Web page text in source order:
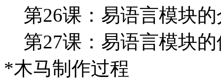
第26课：易语言模块的
第27课：易语言模块的
*木马制作过程